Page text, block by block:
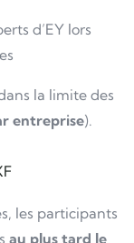
d’EY lors
la limite des
entreprise).
les participants
au plus tard le